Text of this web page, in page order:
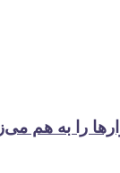
را به هم